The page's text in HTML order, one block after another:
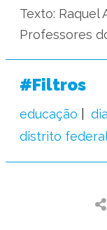
Texto: Raquel
Professores
#Filtros
educação
distrito